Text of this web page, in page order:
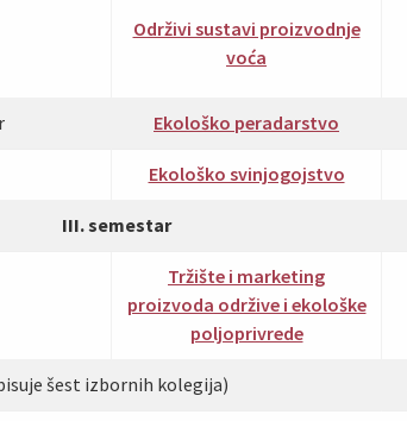
Održivi sustavi proizvodnje
voća
Ekološko peradarstvo
Ekološko svinjogojstvo
III. semestar
Tržište i marketing
proizvoda održive i ekološke
poljoprivrede
šest izbornih kolegija)